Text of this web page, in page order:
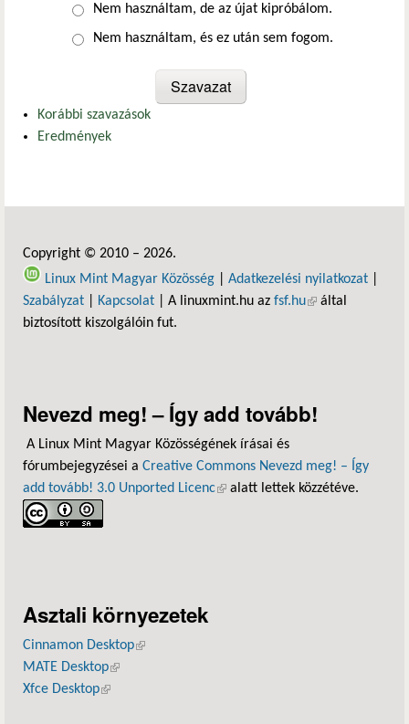
Nem használtam, de az újat kipróbálom.
Nem használtam, és ez után sem fogom.
Korábbi szavazások
Eredmények
Copyright © 2010 – 2026.
Linux Mint Magyar Közösség
Adatkezelési nyilatkozat
Szabályzat
Kapcsolat | A linuxmint.hu az fsf.hu(külső hivatkozás)
által
biztosított kiszolgálóin fut.
Nevezd meg! – Így add tovább!
A Linux Mint Magyar Közösségének írásai és
fórumbejegyzései a Creative Commons Nevezd meg! – Így
add tovább! 3.0 Unported Licenc(külső hivatkozás)
alatt lettek közzétéve.
Asztali környezetek
Cinnamon Desktop(külső hivatkozás)
MATE Desktop(külső hivatkozás)
Xfce Desktop(külső hivatkozás)